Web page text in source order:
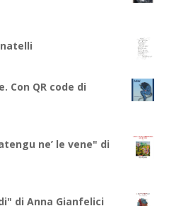
Con QR code di
ne’ le vene" di
di Anna Gianfelici